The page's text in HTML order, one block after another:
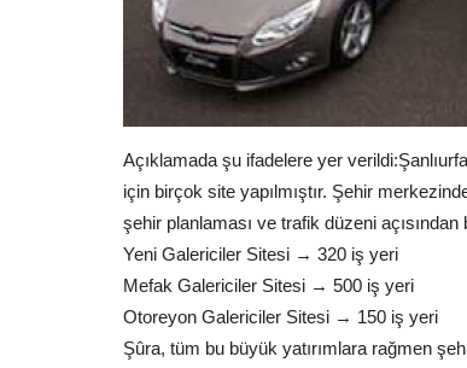
Açıklamada şu ifadelere yer verildi:
için birçok site yapılmıştır. Şehir
şehir planlaması ve trafik düzeni
Yeni Galericiler Sitesi → 320 iş yeri
Mefak Galericiler Sitesi → 500 iş yeri
Otoreyon Galericiler Sitesi → 150 iş yeri
Şûra, tüm bu büyük yatırımlara rağmen
Sağlık